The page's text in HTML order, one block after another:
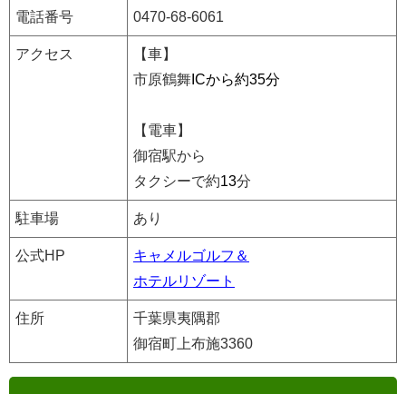
電話番号 0470-68-6061
アクセス
【車】
市原鶴舞 ICから約35分
【電車】
御宿駅から
タクシーで約13分
駐車場 あり
公式HP
キャメルゴルフ＆
ホテルリゾート
住所
千葉県夷隅郡
御宿町上布施3360